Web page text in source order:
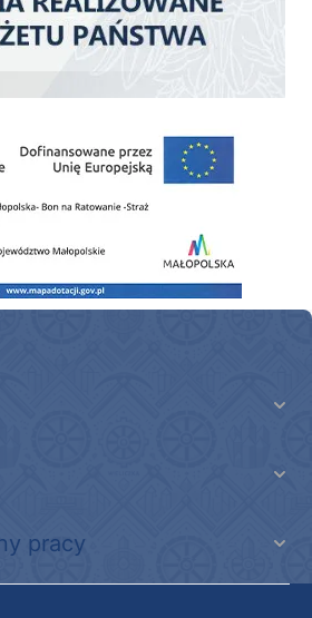
średniego samochodu ratowniczo-gaśniczego z
pracy